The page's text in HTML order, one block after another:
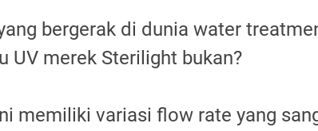
bergerak di dunia water
UV merek Sterilight bukan?
memiliki variasi flow rate yang